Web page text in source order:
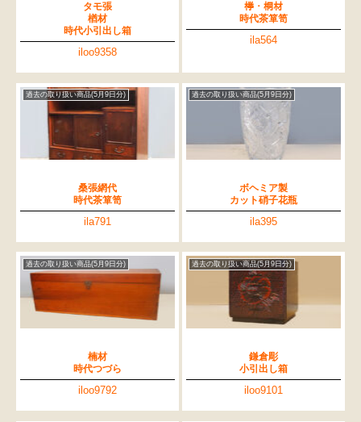
タモ張
楢材
時代小引出し箱
iloo9358
﨔・桐材
時代茶箪笥
ila564
過去の取り扱い商品(5月9日分)
桑張網代
時代茶箪笥
ila791
過去の取り扱い商品(5月9日分)
ボヘミア製
カット硝子花瓶
ila395
過去の取り扱い商品(5月9日分)
楠材
時代つづら
iloo9792
過去の取り扱い商品(5月9日分)
鎌倉彫
小引出し箱
iloo9101